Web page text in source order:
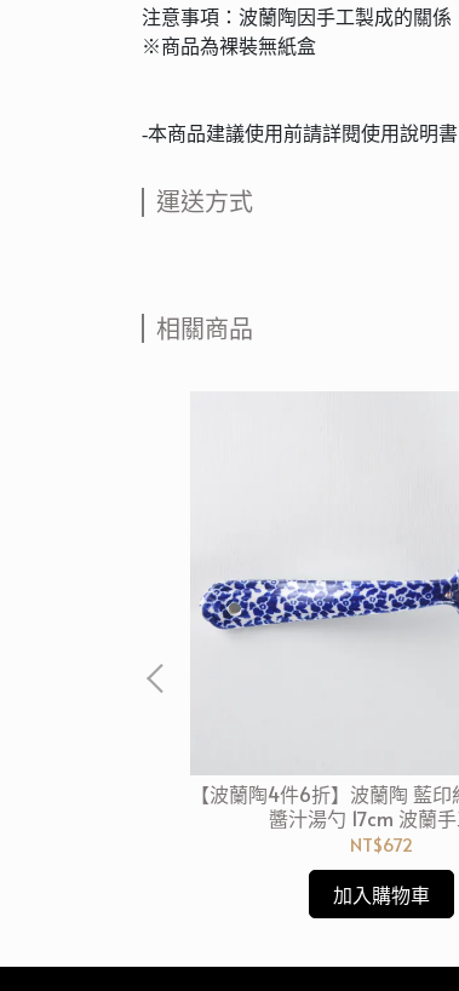
注意事項：波蘭陶因手工製成的關
※商品為裸裝無紙盒
-本商品建議使用前請詳閱使用說明
運送方式
相關商品
【波蘭陶4件6折】波蘭陶 藍
醬汁湯勺 17cm 波蘭
NT$672
加入購物車